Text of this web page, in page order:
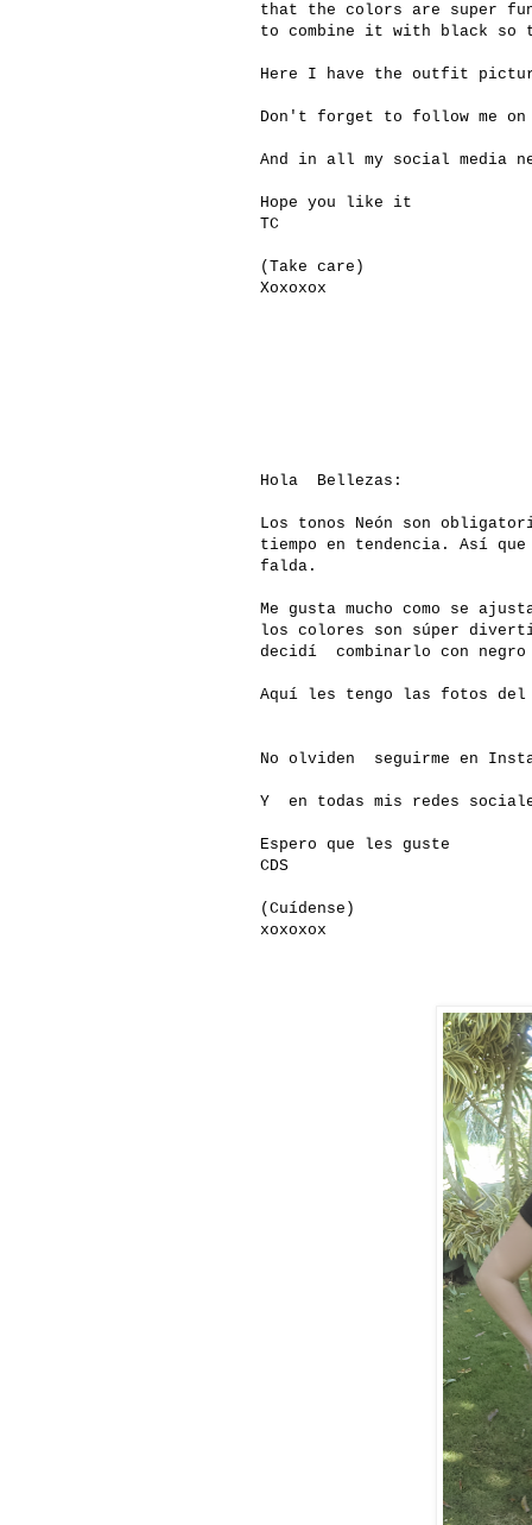
that the colors are super
to combine it with black
Here I have the outfit
Don't forget to follow me on
And in all my social media
Hope you like it
TC
(Take care)
Xoxoxox
Hola Bellezas:
Los tonos Neón son
tiempo en tendencia. Así
falda.
Me gusta mucho como se
los colores son súper
decidí combinarlo con
Aquí les tengo las fotos
No olviden seguirme en
Y en todas mis redes
Espero que les guste
CDS
(Cuídense)
xoxoxox